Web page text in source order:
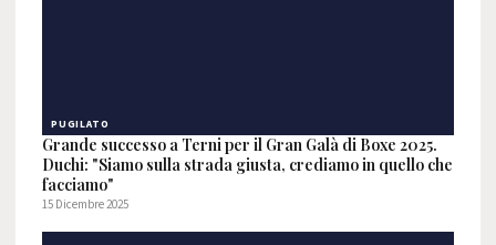
PUGILATO
Grande successo a Terni per il Gran Galà di Boxe 2025.
Duchi: "Siamo sulla strada giusta, crediamo in quello che
facciamo"
15 Dicembre 2025